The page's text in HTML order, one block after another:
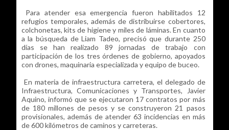
Para atender esa emergencia fueron habilitados 12
refugios temporales, además de distribuirse cobertores,
colchonetas, kits de higiene y miles de láminas. En cuanto
a la búsqueda de Liam Tadeo, precisó que durante 250
días se han realizado 89 jornadas de trabajo con
participación de los tres órdenes de gobierno, apoyados
con drones, maquinaria especializada y equipo de buceo.
En materia de infraestructura carretera, el delegado de
Infraestructura, Comunicaciones y Transportes, Javier
Aquino, informó que se ejecutaron 17 contratos por más
de 180 millones de pesos y se construyeron 21 pasos
provisionales, además de atender 63 incidencias en más
de 600 kilómetros de caminos y carreteras.